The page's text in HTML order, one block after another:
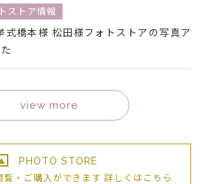
ストア情報
橋本様 松田様フォトストアの写真ア
view more
PHOTO STORE
覧・ご購入ができます 詳しくはこちら